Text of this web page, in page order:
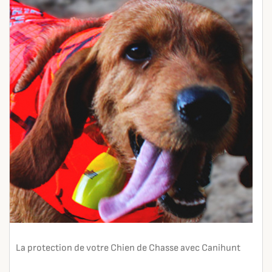
La protection de votre Chien de Chasse avec Canihunt